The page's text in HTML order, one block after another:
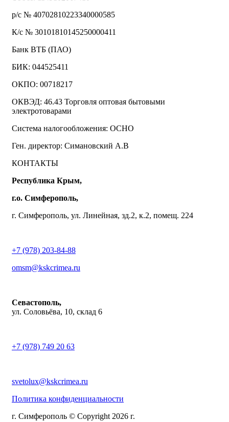
р/с № 40702810223340000585
К/с № 30101810145250000411
Банк ВТБ (ПАО)
БИК: 044525411
ОКПО: 00718217
ОКВЭД: 46.43 Торговля оптовая бытовыми
электротоварами
Система налогообложения: ОСНО
Ген. директор: Симановский А.В
КОНТАКТЫ
Республика Крым,
г.о. Симферополь,
г. Симферополь, ул. Линейная, зд.2, к.2, помещ. 224
+7 (978) 203-84-88
omsm@kskcrimea.ru
Севастополь,
ул. Соловьёва, 10, склад 6
+7 (978) 749 20 63
svetolux@kskcrimea.ru
Политика конфиденциальности
г. Симферополь © Copyright 2026 г.